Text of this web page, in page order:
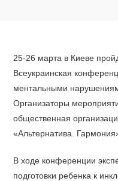
25-26 марта в Киеве
Всеукраинская
ментальными
Организаторы
общественная
«Альтернатива.
В ходе конференции
подготовки ребенка к